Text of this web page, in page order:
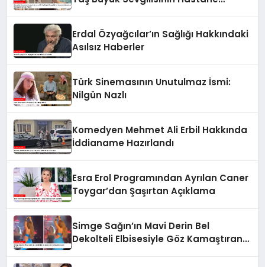
Erdal Özyağcılar’ın Sağlığı Hakkındaki
Asılsız Haberler
Türk Sinemasının Unutulmaz İsmi:
Nilgün Nazlı
Komedyen Mehmet Ali Erbil Hakkında
İddianame Hazırlandı
Esra Erol Programından Ayrılan Caner
Toygar’dan Şaşırtan Açıklama
Simge Sağın’ın Mavi Derin Bel
Dekolteli Elbisesiyle Göz Kamaştıran